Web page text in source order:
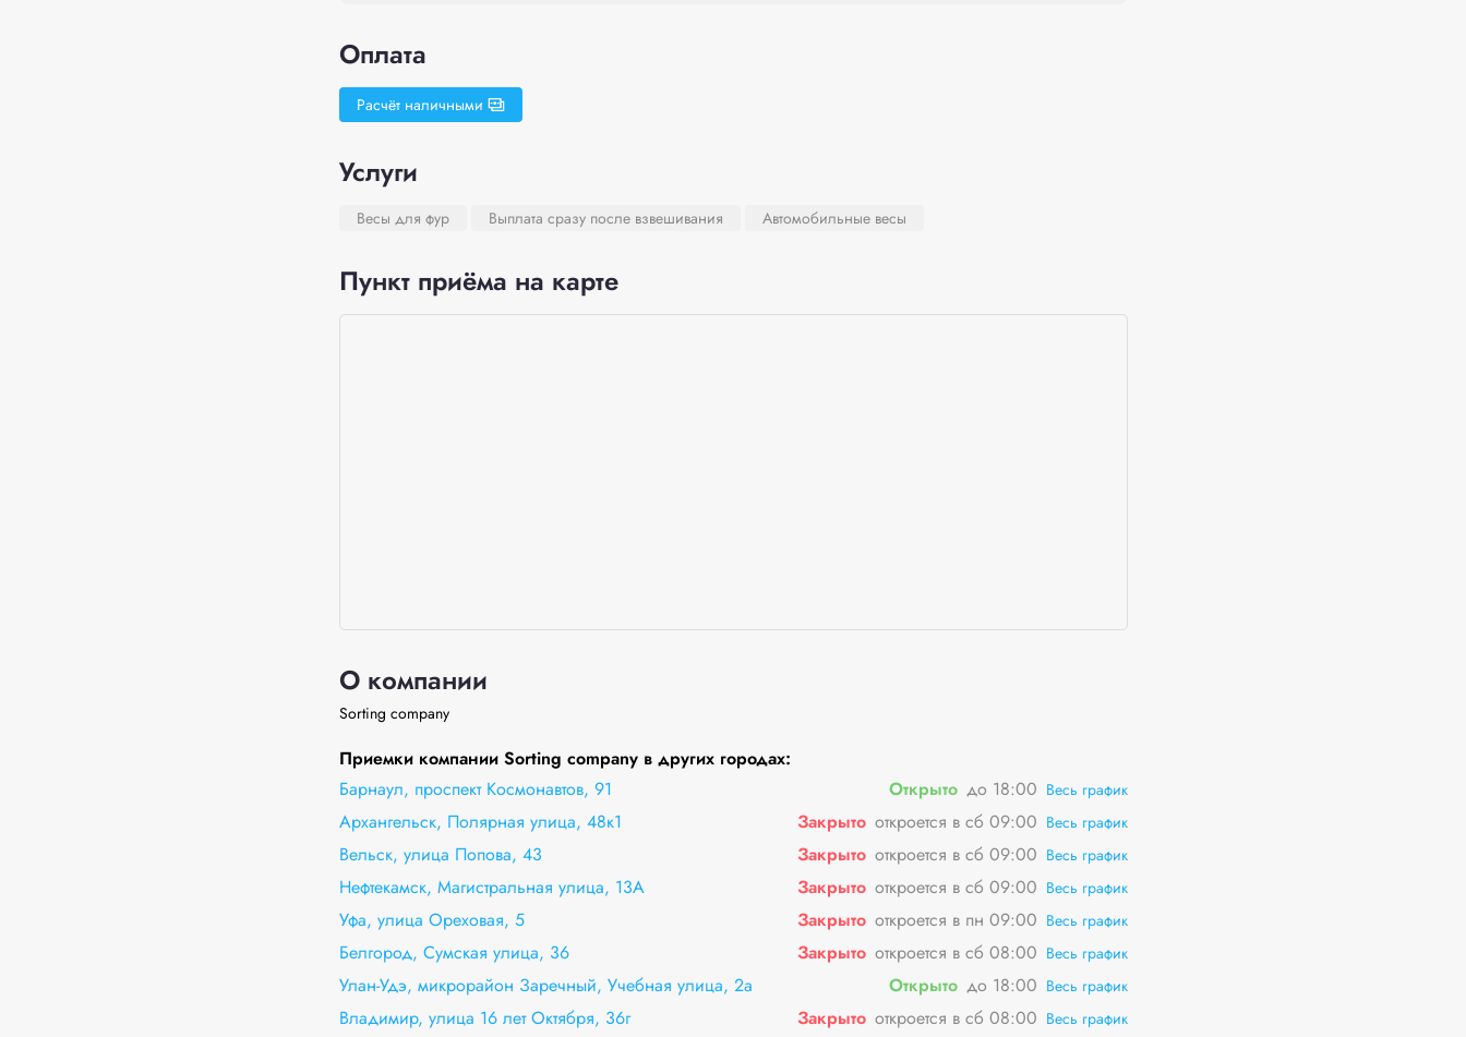
Оплата
Расчёт наличными
Услуги
Весы для фур Выплата сразу после взвешивания Автомобильные весы
Пункт приёма на карте
О компании
Sorting company
Приемки компании Sorting company в других городах:
Барнаул, проспект Космонавтов, 91
Открыто до 18:00 Весь график
Архангельск, Полярная улица, 48к1 Закрыто откроется в сб 09:00 Весь график
Вельск, улица Попова, 43 Закрыто откроется в сб 09:00 Весь график
Нефтекамск, Магистральная улица, 13А Закрыто откроется в сб 09:00 Весь график
Уфа, улица Ореховая, 5 Закрыто откроется в пн 09:00 Весь график
Белгород, Сумская улица, 36 Закрыто откроется в сб 08:00 Весь график
Улан-Удэ, микрорайон Заречный, Учебная улица, 2а Открыто до 18:00 Весь график
Владимир, улица 16 лет Октября, 36г Закрыто откроется в сб 08:00 Весь график